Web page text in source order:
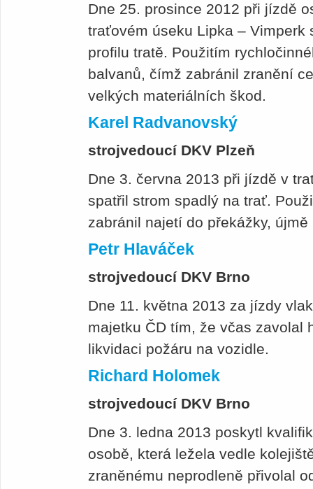
Dne 25. prosince 2012 při jízdě
traťovém úseku Lipka –
profilu tratě. Použitím
balvanů, čímž zabránil zranění
velkých materiálních škod.
Karel Radvanovský
strojvedoucí DKV Plzeň
Dne 3. června 2013 při jízdě v
spatřil strom spadlý na trať.
zabránil najetí do překážky,
Petr Hlaváček
strojvedoucí DKV Brno
Dne 11. května 2013 za jízdy
majetku ČD tím, že včas zavolal
likvidaci požáru na vozidle.
Richard Holomek
strojvedoucí DKV Brno
Dne 3. ledna 2013 poskytl
osobě, která ležela vedle
zraněnému neprodleně přivolal